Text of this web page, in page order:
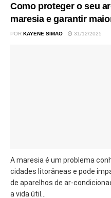
Como proteger o seu
maresia e garantir
POR KAYENE SIMAO 31/12/2025
A maresia é um problema
cidades litorâneas e pode
de aparelhos de ar-
a vida útil...